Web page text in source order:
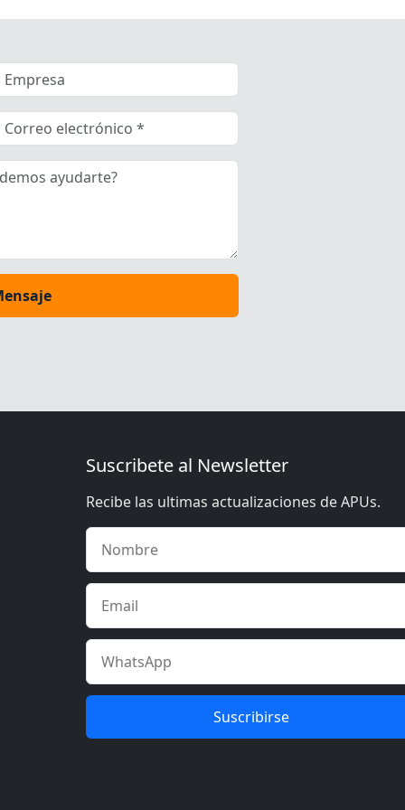
Suscribete al Newsletter
Recibe las ultimas actualizaciones de APUs.
Suscribirse